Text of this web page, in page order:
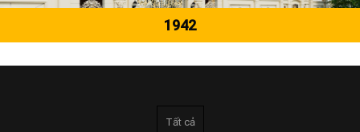
1942
Tất cả